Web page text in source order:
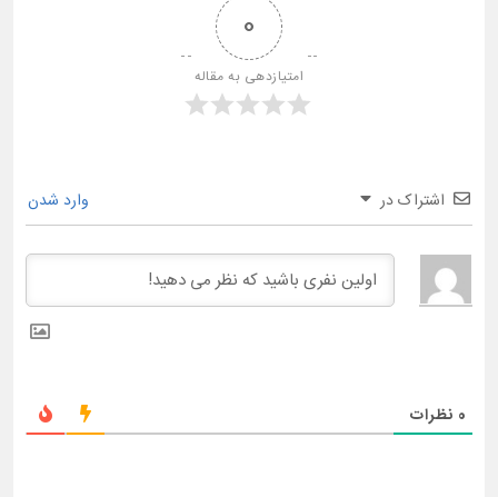
0
امتیازدهی به مقاله
اشتراک در وارد شدن
0 نظرات